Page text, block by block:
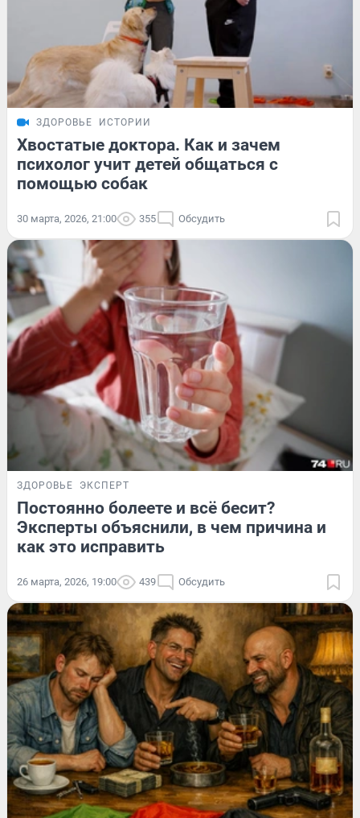
ЗДОРОВЬЕ ИСТОРИИ
Хвостатые доктора. Как и зачем
психолог учит детей общаться с
помощью собак
30 марта, 2026, 21:00 355 Обсудить
ЗДОРОВЬЕ ЭКСПЕРТ
Постоянно болеете и всё бесит?
Эксперты объяснили, в чем причина и
как это исправить
26 марта, 2026, 19:00 439 Обсудить